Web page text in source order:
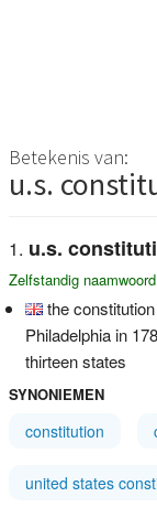
Betekenis van:
u.s.
u.s.
Zelfstandig naamwoord
the
Philadelphia in
thirteen states
SYNONIEMEN
constitution
united states